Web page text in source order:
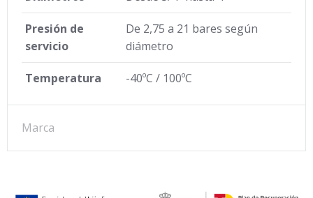
Presión de
servicio
De 2,75 a 21 bares según
diámetro
Temperatura -40ºC / 100ºC
Marca